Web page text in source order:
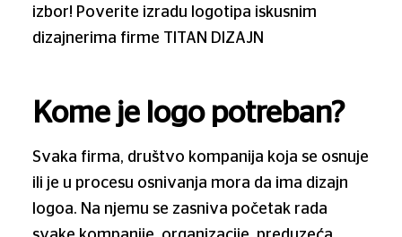
izbor! Poverite izradu logotipa iskusnim
dizajnerima firme TITAN DIZAJN
Kome je logo potreban?
Svaka firma, društvo kompanija koja se osnuje
ili je u procesu osnivanja mora da ima dizajn
logoa. Na njemu se zasniva početak rada